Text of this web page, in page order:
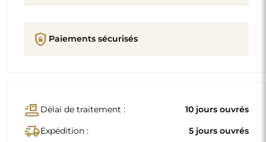
shield_lock Paiements sécurisés
conveyor_beltDélai de traitement : 10 jours ouvrés
delivery_truck_speedExpédition : 5 jours ouvrés